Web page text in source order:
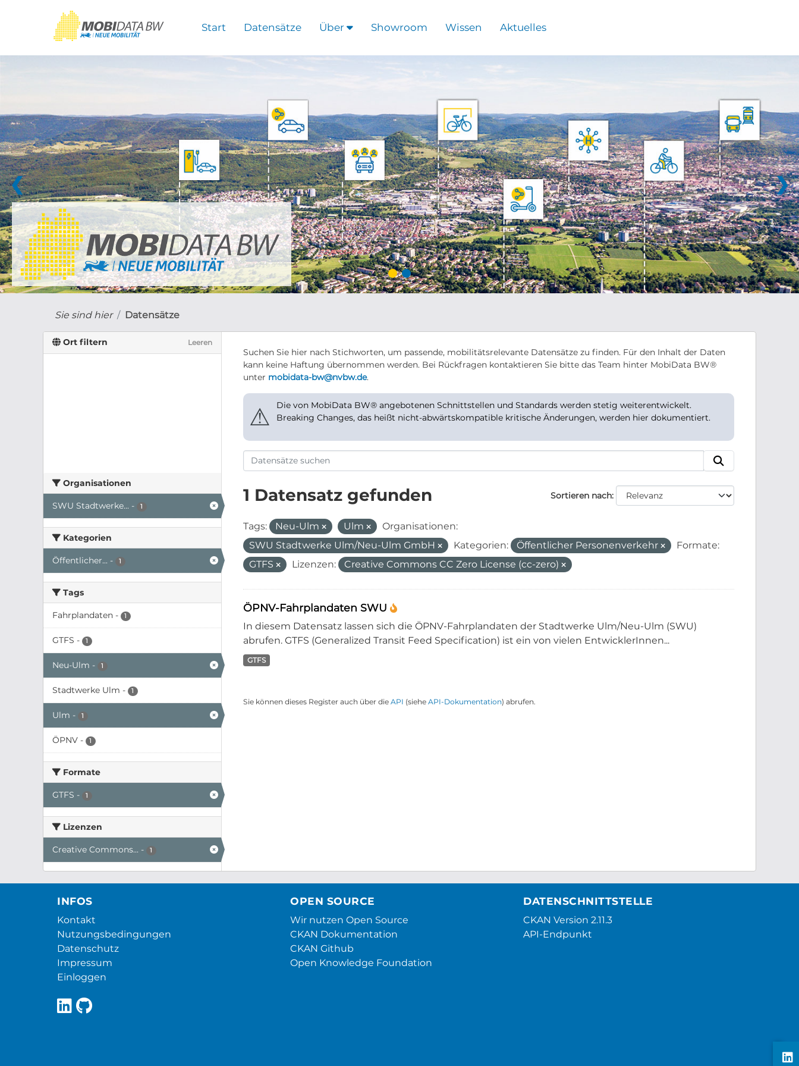
Start Datensätze Über Showroom Wissen Aktuelles
❮ ❯
Sie sind hier Datensätze
Ort filtern Leeren
Organisationen
SWU Stadtwerke... - 1
Kategorien
Öffentlicher... - 1
Tags
Fahrplandaten - 1
GTFS - 1
Neu-Ulm - 1
Stadtwerke Ulm - 1
Ulm - 1
ÖPNV - 1
Formate
GTFS - 1
Lizenzen
Creative Commons... - 1
Suchen Sie hier nach Stichworten, um passende, mobilitätsrelevante Datensätze zu finden. Für den Inhalt der Daten
kann keine Haftung übernommen werden. Bei Rückfragen kontaktieren Sie bitte das Team hinter MobiData BW®
unter mobidata-bw@nvbw.de.
⚠
Die von MobiData BW® angebotenen Schnittstellen und Standards werden stetig weiterentwickelt.
Breaking Changes, das heißt nicht-abwärtskompatible kritische Änderungen, werden hier dokumentiert.
Sortieren nach
1 Datensatz gefunden
Tags: Neu-Ulm Ulm
Organisationen:
SWU Stadtwerke Ulm/Neu-Ulm GmbH
Kategorien: Öffentlicher Personenverkehr
Formate:
GTFS
Lizenzen: Creative Commons CC Zero License (cc-zero)
ÖPNV-Fahrplandaten SWU
In diesem Datensatz lassen sich die ÖPNV-Fahrplandaten der Stadtwerke Ulm/Neu-Ulm (SWU)
abrufen. GTFS (Generalized Transit Feed Specification) ist ein von vielen EntwicklerInnen...
GTFS
Sie können dieses Register auch über die API (siehe API-Dokumentation) abrufen.
INFOS
Kontakt
Nutzungsbedingungen
Datenschutz
Impressum
Einloggen
OPEN SOURCE
Wir nutzen Open Source
CKAN Dokumentation
CKAN Github
Open Knowledge Foundation
DATENSCHNITTSTELLE
CKAN Version 2.11.3
API-Endpunkt